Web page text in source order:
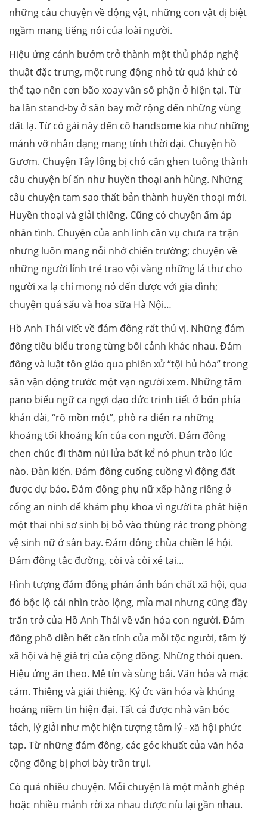
những câu chuyện về động vật, những con vật dị biệt
ngầm mang tiếng nói của loài người.
Hiệu ứng cánh bướm trở thành một thủ pháp nghệ
thuật đặc trưng, một rung động nhỏ từ quá khứ có
thể tạo nên cơn bão xoay vần số phận ở hiện tại. Từ
ba lần stand-by ở sân bay mở rộng đến những vùng
đất lạ. Từ cô gái này đến cô handsome kia như những
mảnh vỡ nhân dạng mang tính thời đại. Chuyện hồ
Gươm. Chuyện Tây lông bị chó cắn ghen tuông thành
câu chuyện bí ẩn như huyền thoại anh hùng. Những
câu chuyện tam sao thất bản thành huyền thoại mới.
Huyền thoại và giải thiêng. Cũng có chuyện ấm áp
nhân tình. Chuyện của anh lính cần vụ chưa ra trận
nhưng luôn mang nỗi nhớ chiến trường; chuyện về
những người lính trẻ trao vội vàng những lá thư cho
người xa lạ chỉ mong nó đến được với gia đình;
chuyện quả sấu và hoa sữa Hà Nội…
Hồ Anh Thái viết về đám đông rất thú vị. Những đám
đông tiêu biểu trong từng bối cảnh khác nhau. Đám
đông và luật tôn giáo qua phiên xử “tội hủ hóa” trong
sân vận động trước một vạn người xem. Những tấm
pano biểu ngữ ca ngợi đạo đức trinh tiết ở bốn phía
khán đài, “rõ mồn một”, phô ra diễn ra những
khoảng tối khoảng kín của con người. Đám đông
chen chúc đi thăm núi lửa bất kể nó phun trào lúc
nào. Đàn kiến. Đám đông cuống cuồng vì động đất
được dự báo. Đám đông phụ nữ xếp hàng riêng ở
cổng an ninh để khám phụ khoa vì người ta phát hiện
một thai nhi sơ sinh bị bỏ vào thùng rác trong phòng
vệ sinh nữ ở sân bay. Đám đông chùa chiền lễ hội.
Đám đông tắc đường, còi và còi xé tai...
Hình tượng đám đông phản ánh bản chất xã hội, qua
đó bộc lộ cái nhìn trào lộng, mỉa mai nhưng cũng đầy
trăn trở của Hồ Anh Thái về văn hóa con người. Đám
đông phô diễn hết căn tính của mỗi tộc người, tâm lý
xã hội và hệ giá trị của cộng đồng. Những thói quen.
Hiệu ứng ăn theo. Mê tín và sùng bái. Văn hóa và mặc
cảm. Thiêng và giải thiêng. Ký ức văn hóa và khủng
hoảng niềm tin hiện đại. Tất cả được nhà văn bóc
tách, lý giải như một hiện tượng tâm lý - xã hội phức
tạp. Từ những đám đông, các góc khuất của văn hóa
cộng đồng bị phơi bày trần trụi.
Có quá nhiều chuyện. Mỗi chuyện là một mảnh ghép
hoặc nhiều mảnh rời xa nhau được níu lại gần nhau.